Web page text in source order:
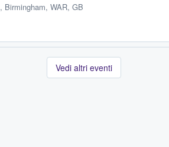
, Birmingham, WAR, GB
Vedi altri eventi